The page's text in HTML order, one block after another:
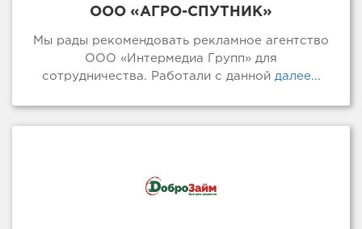
ООО «АГРО-СПУТНИК»
Мы рады рекомендовать рекламное агентство
ООО «Интермедиа Групп» для
сотрудничества. Работали с даннойдалее...